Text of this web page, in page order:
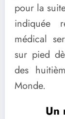
pour la
indiquée
médical
sur pied
des
Monde.
Un